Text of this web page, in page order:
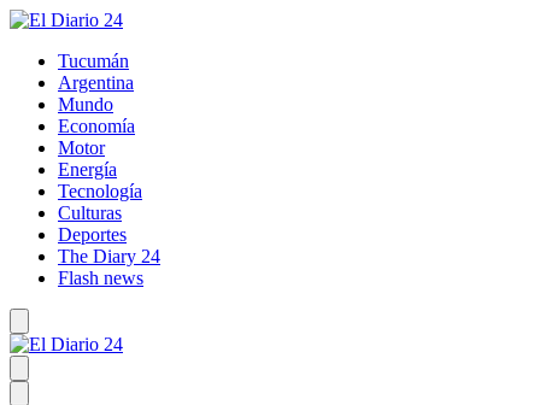
Tucumán
Argentina
Mundo
Economía
Motor
Energía
Tecnología
Culturas
Deportes
The Diary 24
Flash news